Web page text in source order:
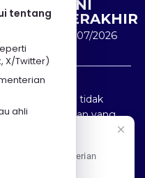
KINI
TERAKHIR
30/07/2026
Kementerian
adalah tidak
atau kerugian yang
mana maklumat
tentang
X/Twitter)
ahli
Rasmi Kementerian